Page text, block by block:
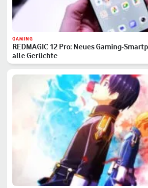
GAMING
REDMAGIC 12 Pro: Neues Gaming-
alle Gerüchte